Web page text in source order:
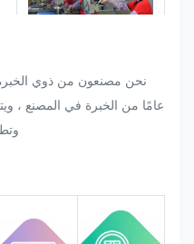
فجأة
عامًا من الخبرة في المصنع ،
وتطوير